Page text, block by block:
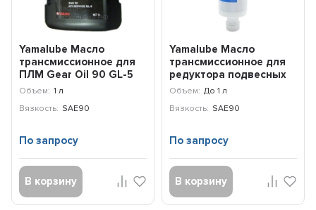
Yamalube Масло
трансмиссионное для
ПЛМ Gear Oil 90 GL-5
(Сингапур) (1л) 90790...
Объем: 1 л
Вязкость: SAE90
По запросу
В корзину
Yamalube Масло
трансмиссионное для
редуктора подвесных
лодочных моторов SAE
Объем: До 1 л
Вязкость: SAE90
По запросу
В корзину